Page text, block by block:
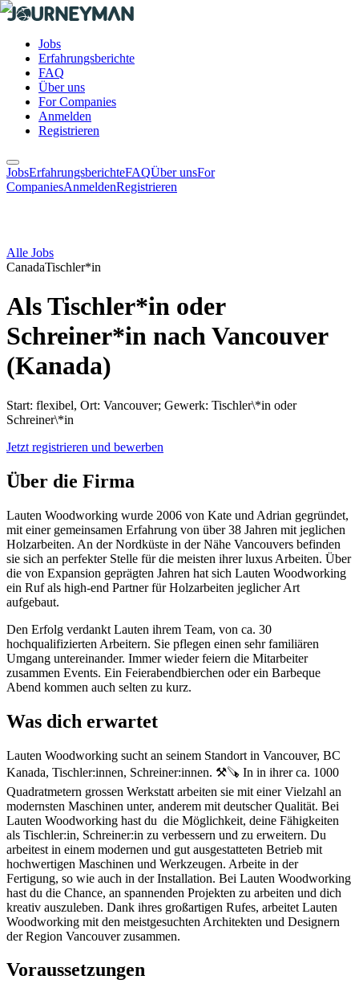
Jobs
Erfahrungsberichte
FAQ
Über uns
For Companies
Anmelden
Registrieren
JobsErfahrungsberichteFAQÜber unsFor
CompaniesAnmeldenRegistrieren
Alle Jobs
CanadaTischler*in
Als Tischler*in oder
Schreiner*in nach Vancouver
(Kanada)
Start: flexibel, Ort: Vancouver; Gewerk: Tischler\*in oder
Schreiner\*in
Jetzt registrieren und bewerben
Über die Firma
Lauten Woodworking wurde 2006 von Kate und Adrian gegründet,
mit einer gemeinsamen Erfahrung von über 38 Jahren mit jeglichen
Holzarbeiten. An der Nordküste in der Nähe Vancouvers befinden
sie sich an perfekter Stelle für die meisten ihrer luxus Arbeiten. Über
die von Expansion geprägten Jahren hat sich Lauten Woodworking
ein Ruf als high-end Partner für Holzarbeiten jeglicher Art
aufgebaut.
Den Erfolg verdankt Lauten ihrem Team, von ca. 30
hochqualifizierten Arbeitern. Sie pflegen einen sehr familiären
Umgang untereinander. Immer wieder feiern die Mitarbeiter
zusammen Events. Ein Feierabendbierchen oder ein Barbeque
Abend kommen auch selten zu kurz.
Was dich erwartet
Lauten Woodworking sucht an seinem Standort in Vancouver, BC
Kanada, Tischler:innen, Schreiner:innen. ⚒️🪚 In in ihrer ca. 1000
Quadratmetern grossen Werkstatt arbeiten sie mit einer Vielzahl an
modernsten Maschinen unter, anderem mit deutscher Qualität. Bei
Lauten Woodworking hast du die Möglichkeit, deine Fähigkeiten
als Tischler:in, Schreiner:in zu verbessern und zu erweitern. Du
arbeitest in einem modernen und gut ausgestatteten Betrieb mit
hochwertigen Maschinen und Werkzeugen. Arbeite in der
Fertigung, so wie auch in der Installation. Bei Lauten Woodworking
hast du die Chance, an spannenden Projekten zu arbeiten und dich
kreativ auszuleben. Dank ihres großartigen Rufes, arbeitet Lauten
Woodworking mit den meistgesuchten Architekten und Designern
der Region Vancouver zusammen.
Voraussetzungen